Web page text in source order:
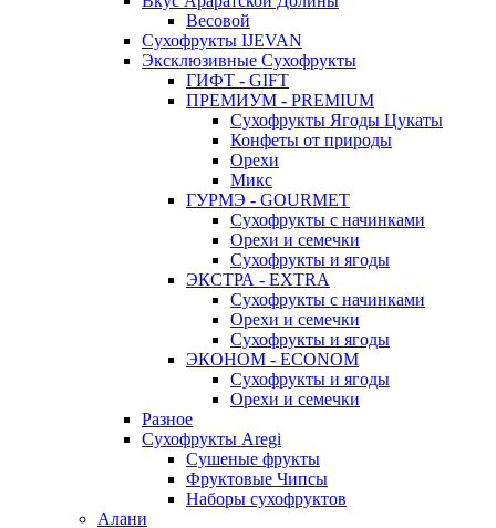
Весовой
Сухофрукты IJEVAN
Эксклюзивные Сухофрукты
ГИФТ - GIFT
ПРЕМИУМ - PREMIUM
Сухофрукты Ягоды Цукаты
Конфеты от природы
Орехи
Микс
ГУРМЭ - GOURMET
Сухофрукты с начинками
Орехи и семечки
Сухофрукты и ягоды
ЭКСТРА - EXTRA
Сухофрукты с начинками
Орехи и семечки
Сухофрукты и ягоды
ЭКОНОМ - ECONOM
Сухофрукты и ягоды
Орехи и семечки
Разное
Сухофрукты Aregi
Сушеные фрукты
Фруктовые Чипсы
Наборы сухофруктов
Алани